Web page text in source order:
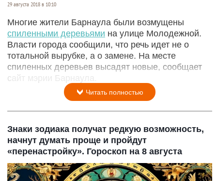
29 августа 2018 в 10:10
Многие жители Барнаула были возмущены
спиленными деревьями на улице Молодежной.
Власти города сообщили, что речь идет не о
тотальной вырубке, а о замене. На месте
спиленных деревьев высадят новые, сообщает
сайт мэрии Барнаула.
Читать полностью
Знаки зодиака получат редкую возможность,
начнут думать проще и пройдут
«перенастройку». Гороскоп на 8 августа